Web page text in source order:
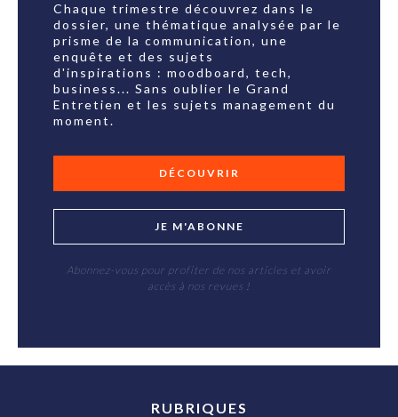
Chaque trimestre découvrez dans le
dossier, une thématique analysée par le
prisme de la communication, une
enquête et des sujets
d'inspirations : moodboard, tech,
business... Sans oublier le Grand
Entretien et les sujets management du
moment.
DÉCOUVRIR
JE M'ABONNE
Abonnez-vous pour profiter de nos articles et avoir
accès à nos revues !
RUBRIQUES